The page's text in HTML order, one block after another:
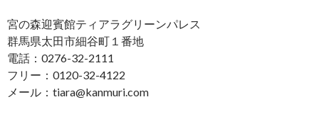
宮の森迎賓館ティアラグリーンパレス
群馬県太田市細谷町１番地
電話：0276-32-2111
フリー：0120-32-4122
メール：tiara@kanmuri.com